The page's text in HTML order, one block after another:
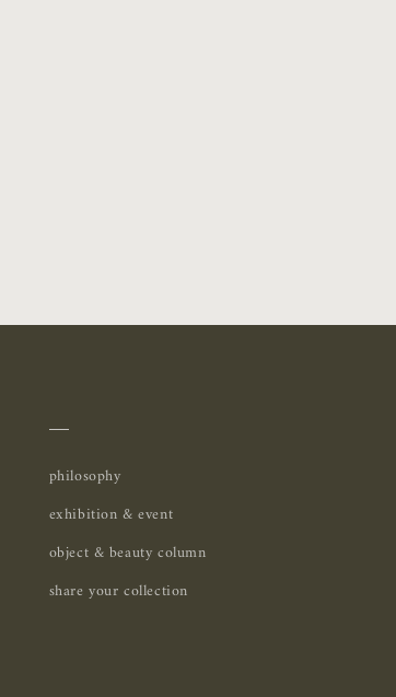
＿
philosophy
exhibition & event
object & beauty column
share your collection